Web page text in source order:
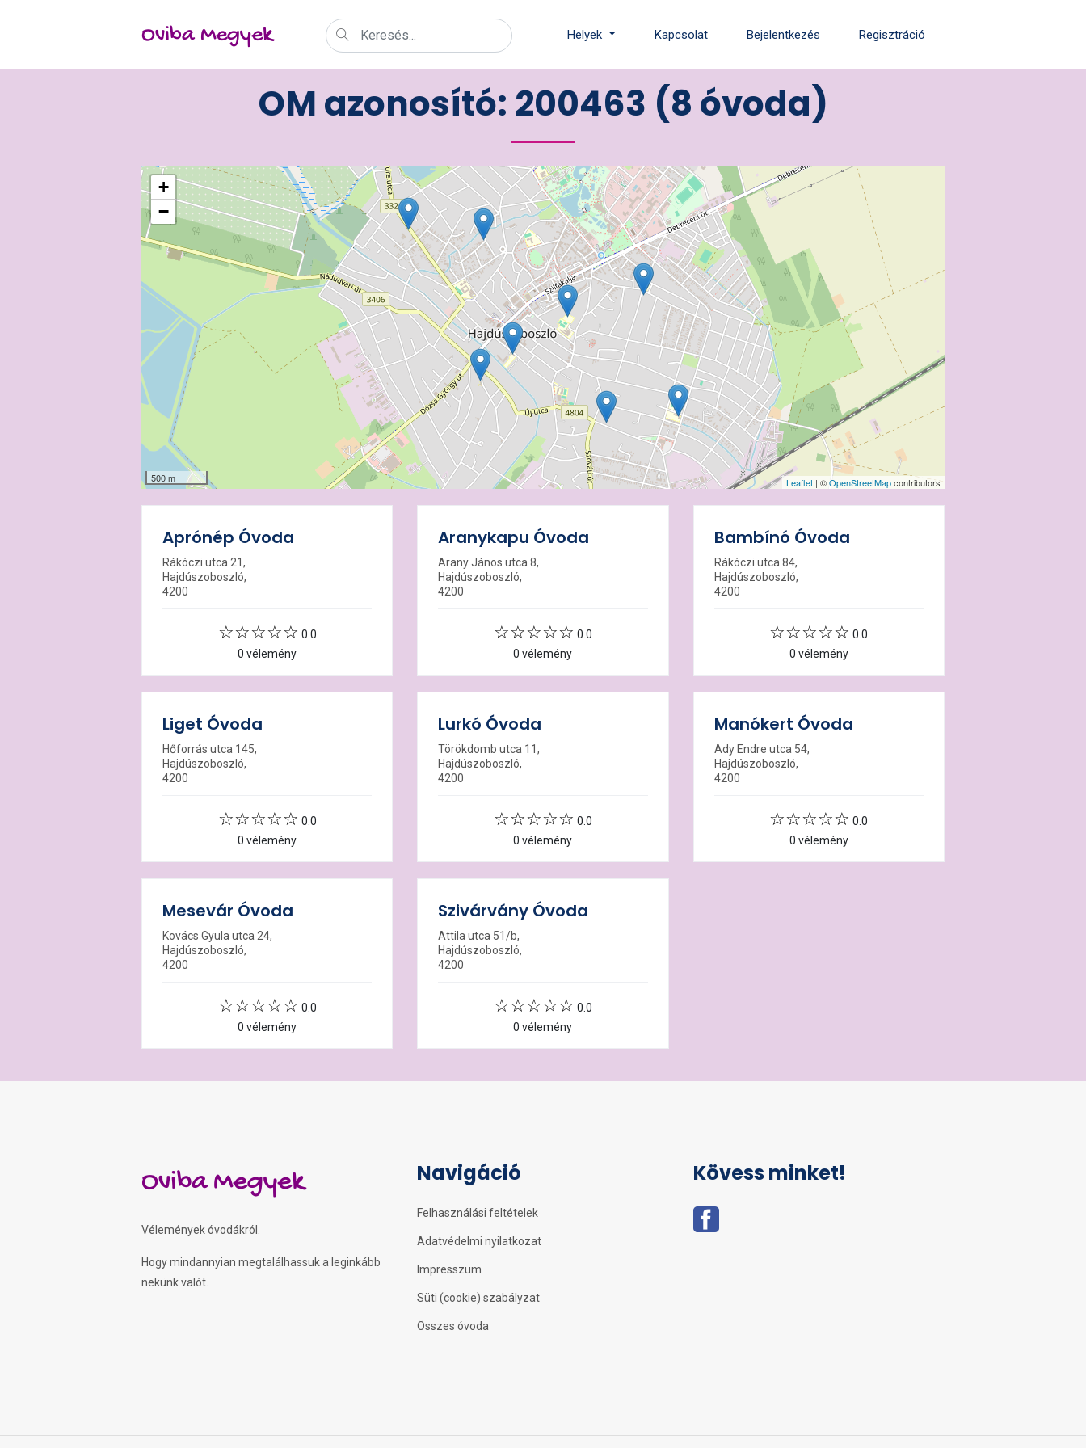
Oviba Megyek Helyek Kapcsolat Bejelentkezés Regisztráció
OM azonosító: 200463 (8 óvoda)
+
−
500 m Leaflet | ©OpenStreetMapcontributors
Aprónép Óvoda
Rákóczi utca 21,
Hajdúszoboszló,
4200
0.0
0 vélemény
Aranykapu Óvoda
Arany János utca 8,
Hajdúszoboszló,
4200
0.0
0 vélemény
Bambínó Óvoda
Rákóczi utca 84,
Hajdúszoboszló,
4200
0.0
0 vélemény
Liget Óvoda
Hőforrás utca 145,
Hajdúszoboszló,
4200
0.0
0 vélemény
Lurkó Óvoda
Törökdomb utca 11,
Hajdúszoboszló,
4200
0.0
0 vélemény
Manókert Óvoda
Ady Endre utca 54,
Hajdúszoboszló,
4200
0.0
0 vélemény
Mesevár Óvoda
Kovács Gyula utca 24,
Hajdúszoboszló,
4200
0.0
0 vélemény
Szivárvány Óvoda
Attila utca 51/b,
Hajdúszoboszló,
4200
0.0
0 vélemény
Oviba Megyek
Vélemények óvodákról.
Hogy mindannyian megtalálhassuk a leginkább
nekünk valót.
Navigáció
Felhasználási feltételek
Adatvédelmi nyilatkozat
Impresszum
Süti (cookie) szabályzat
Összes óvoda
Kövess minket!